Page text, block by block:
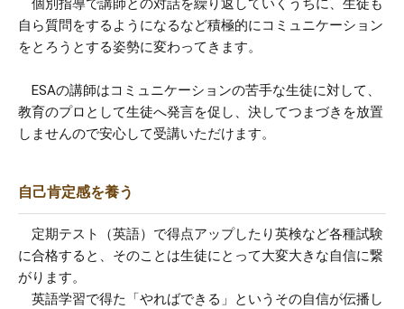
個別指導で講師との対話を繰り返していくうちに、生徒も
自ら質問をするようになるなど積極的にコミュニケーション
をとろうとする姿勢に変わってきます。
ESAの講師はコミュニケーションの苦手な生徒に対して、
教育のプロとして生徒へ発言を促し、決してつまづきを放置
しませんので安心して受講いただけます。
自己肯定感を養う
定期テスト（英語）で得点アップしたり英検など各種試験
に合格すると、そのことは生徒にとって大変大きな自信に繋
がります。
英語学習で得た「やればできる」というその自信が伝播し